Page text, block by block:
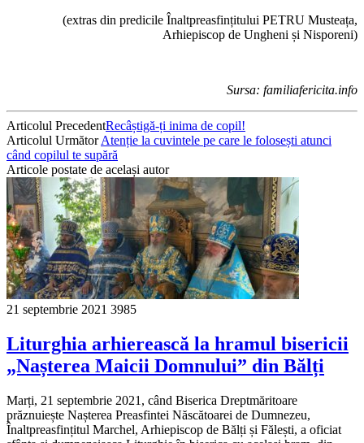
(extras din predicile Înaltpreasfințitului PETRU Musteața,
Arhiepiscop de Ungheni și Nisporeni)
Sursa: familiafericita.info
Articolul PrecedentRecâștigă-ți inima de copil!
Articolul UrmătorAtenție la cuvintele pe care le folosești atunci
când copilul te supără
Articole postate de același autor
21 septembrie 2021 3985
Liturghia arhierească la hramul bisericii
„Nașterea Maicii Domnului” din Bălți
Marți, 21 septembrie 2021, când Biserica Dreptmăritoare
prăznuiește Nașterea Preasfintei Născătoarei de Dumnezeu,
Înaltpreasfințitul Marchel, Arhiepiscop de Bălți și Fălești, a oficiat